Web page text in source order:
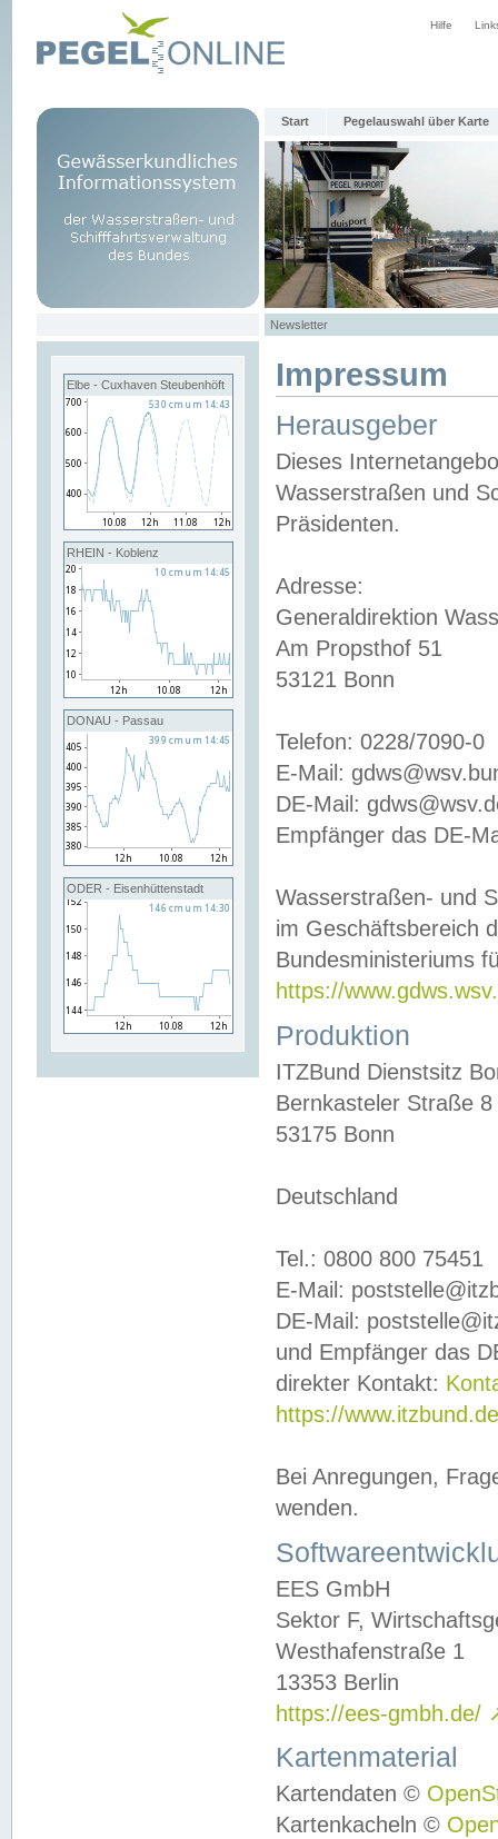
Hilfe
Start Pegelauswahl über Karte
Newsletter
Elbe - Cuxhaven Steubenhöft
RHEIN - Koblenz
DONAU - Passau
ODER - Eisenhüttenstadt
Impressum
Herausgeber
Dieses
Wasserstraßen und
Präsidenten.
Adresse:
Generaldirektion
Am Propsthof 51
53121 Bonn
Telefon: 0228/7090-0
E-Mail:
DE-Mail:
Empfänger das DE-
Wasserstraßen- und
im Geschäftsbereich
Bundesministeriums
https://
Produktion
ITZBund Dienstsitz
Bernkasteler Straße 8
53175 Bonn
Deutschland
Tel.: 0800 800 75451
E-Mail:
DE-Mail:
und Empfänger das
direkter Kontakt:
https://
Bei Anregungen,
wenden.
EES GmbH
Sektor F,
Westhafenstraße 1
13353 Berlin
https://ees-gmbh.de/
Kartenmaterial
Kartendaten ©
Kartenkacheln ©